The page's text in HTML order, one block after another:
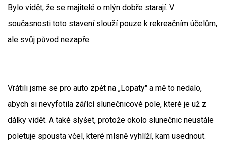
Bylo vidět, že se majitelé o mlýn dobře starají. V
současnosti toto stavení slouží pouze k rekreačním účelům,
ale svůj původ nezapře.
Vrátili jsme se pro auto zpět na „Lopaty" a mě to nedalo,
abych si nevyfotila zářící slunečnicové pole, které je už z
dálky vidět. A také slyšet, protože okolo slunečnic neustále
poletuje spousta včel, které mlsně vyhlíží, kam usednout.